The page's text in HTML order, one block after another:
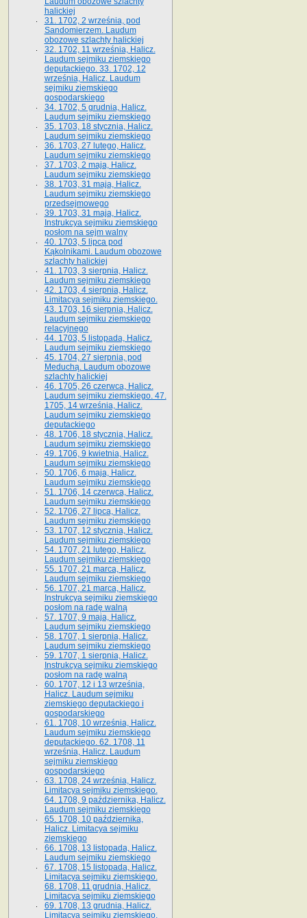
halickiej
31. 1702, 2 września, pod
Sandomierzem. Laudum
obozowe szlachty halickiej
32. 1702, 11 września, Halicz.
Laudum sejmiku ziemskiego
deputackiego. 33. 1702, 12
września, Halicz. Laudum
sejmiku ziemskiego
gospodarskiego
34. 1702, 5 grudnia, Halicz.
Laudum sejmiku ziemskiego
35. 1703, 18 stycznia, Halicz.
Laudum sejmiku ziemskiego
36. 1703, 27 lutego, Halicz.
Laudum sejmiku ziemskiego
37. 1703, 2 maja, Halicz.
Laudum sejmiku ziemskiego
38. 1703, 31 maja, Halicz.
Laudum sejmiku ziemskiego
przedsejmowego
39. 1703, 31 maja, Halicz.
Instrukcya sejmiku ziemskiego
posłom na sejm walny
40. 1703, 5 lipca pod
Kąkolnikami. Laudum obozowe
szlachty halickiej
41­. 1703, 3 sierpnia, Halicz.
Laudum sejmiku ziemskiego
42. 1703, 4 sierpnia, Halicz.
Limitacya sejmiku ziemskiego.
43. 1703, 16 sierpnia, Halicz.
Laudum sejmiku ziemskiego
relacyjnego
44. 1703, 5 listopada, Halicz.
Laudum sejmiku ziemskiego
45. 1704, 27 sierpnia, pod
Meduchą. Laudum obozowe
szlachty halickiej
46. 1705, 26 czerwca, Halicz.
Laudum sejmiku ziemskiego. 47.
1705, 14 września, Halicz.
Laudum sejmiku ziemskiego
deputackiego
48. 1706, 18 stycznia, Halicz.
Laudum sejmiku ziemskiego
49. 1706, 9 kwietnia, Halicz.
Laudum sejmiku ziemskiego
50. 1706, 6 maja, Halicz.
Laudum sejmiku ziemskiego
51. 1706, 14 czerwca, Halicz.
Laudum sejmiku ziemskiego
52. 1706, 27 lipca, Halicz.
Laudum sejmiku ziemskiego
53. 1707, 12 stycznia, Halicz.
Laudum sejmiku ziemskiego
54. 1707, 21 lutego, Halicz.
Laudum sejmiku ziemskiego
55. 1707, 21 marca, Halicz.
Laudum sejmiku ziemskiego
56. 1707, 21 marca, Halicz.
Instrukcya sejmiku ziemskiego
posłom na radę walną
57. 1707, 9 maja, Halicz.
Laudum sejmiku ziemskiego
58. 1707, 1 sierpnia, Halicz.
Laudum sejmiku ziemskiego
59. 1707, 1 sierpnia, Halicz.
Instrukcya sejmiku ziemskiego
posłom na radę walną
60. 1707, 12 i 13 września,
Halicz. Laudum sejmiku
ziemskiego deputackiego i
gospodarskiego
61. 1708, 10 września, Halicz.
Laudum sejmiku ziemskiego
deputackiego. 62. 1708, 11
września, Halicz. Laudum
sejmiku ziemskiego
gospodarskiego
63. 1708, 24 września, Halicz.
Limitacya sejmiku ziemskiego.
64. 1708, 9 października, Halicz.
Laudum sejmiku ziemskiego
65­. 1708, 10 października,
Halicz. Limitacya sejmiku
ziemskiego
66. 1708, 13 listopada, Halicz.
Laudum sejmiku ziemskiego
67. 1708, 15 listopada, Halicz.
Limitacya sejmiku ziemskiego.
68. 1708, 11 grudnia, Halicz.
Limitacya sejmiku ziemskiego
69. 1708, 13 grudnia, Halicz.
Limitacya sejmiku ziemskiego.